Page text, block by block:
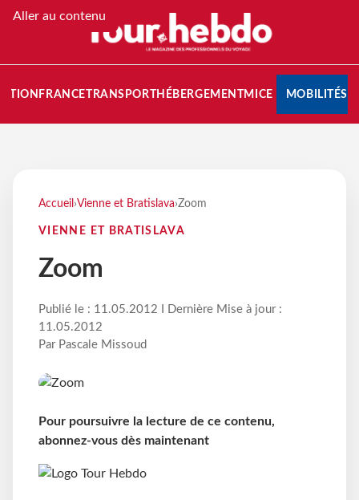
Aller au contenu
FRANCETRANSPORT HÉBERGEMENTMICE MOBILITÉS
Accueil ›Vienne et Bratislava›Zoom
VIENNE ET BRATISLAVA
Zoom
Publié le : 11.05.2012 I Dernière Mise à jour :
11.05.2012
Par Pascale Missoud
Pour poursuivre la lecture de ce contenu,
abonnez-vous dès maintenant